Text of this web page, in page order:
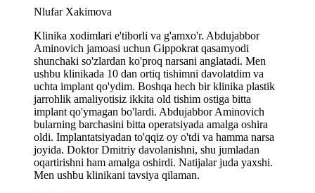
Nlufar Xakimova
Klinika xodimlari e'tiborli va g'amxo'r. Abdujabbor
Aminovich jamoasi uchun Gippokrat qasamyodi
shunchaki so'zlardan ko'proq narsani anglatadi. Men
ushbu klinikada 10 dan ortiq tishimni davolatdim va
uchta implant qo'ydim. Boshqa hech bir klinika plastik
jarrohlik amaliyotisiz ikkita old tishim ostiga bitta
implant qo'ymagan bo'lardi. Abdujabbor Aminovich
bularning barchasini bitta operatsiyada amalga oshira
oldi. Implantatsiyadan to'qqiz oy o'tdi va hamma narsa
joyida. Doktor Dmitriy davolanishni, shu jumladan
oqartirishni ham amalga oshirdi. Natijalar juda yaxshi.
Men ushbu klinikani tavsiya qilaman.